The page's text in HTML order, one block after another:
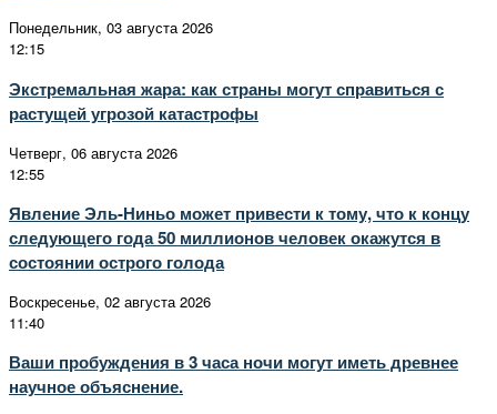
Понедельник, 03 августа 2026
12:15
Экстремальная жара: как страны могут справиться с
растущей угрозой катастрофы
Четверг, 06 августа 2026
12:55
Явление Эль-Ниньо может привести к тому, что к концу
следующего года 50 миллионов человек окажутся в
состоянии острого голода
Воскресенье, 02 августа 2026
11:40
Ваши пробуждения в 3 часа ночи могут иметь древнее
научное объяснение.